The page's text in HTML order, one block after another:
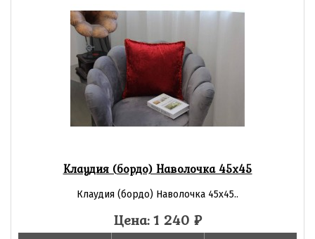
Клаудия (бордо) Наволочка 45х45
Клаудия (бордо) Наволочка 45х45..
Цена: 1 240 ₽